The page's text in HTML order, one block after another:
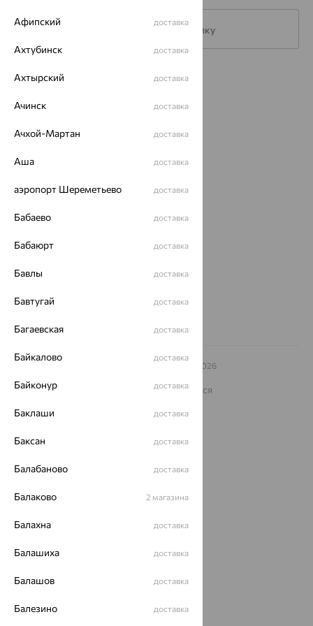
Подписаться на рассылку
Каталог
Акции
Доставка
Покупателям
ул. Зегеля, 27/2
8 (800) 250-02-30
– 2026
На информационном ресурсе применяются
Афипский доставка
Ахтубинск доставка
Ахтырский доставка
Ачинск доставка
Ачхой-Мартан доставка
Аша доставка
аэропорт Шереметьево доставка
Бабаево доставка
Бабаюрт доставка
Бавлы доставка
Бавтугай доставка
Багаевская доставка
Байкалово доставка
Байконур доставка
Баклаши доставка
Баксан доставка
Балабаново доставка
Балаково 2 магазина
Балахна доставка
Балашиха доставка
Балашов доставка
Балезино доставка